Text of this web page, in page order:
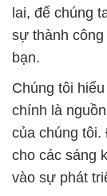
lai, để chúng
sự thành
bạn.
Chúng tôi
chính là
của chúng
cho các sáng
vào sự phát